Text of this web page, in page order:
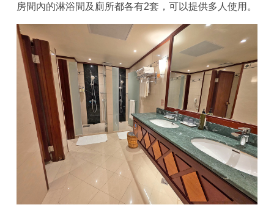
房間內的淋浴間及廁所都各有2套，可以提供多人使用。